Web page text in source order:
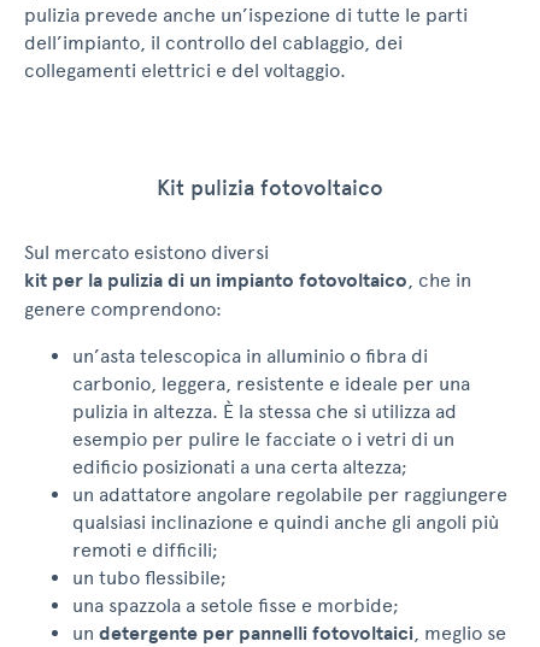
pulizia prevede anche un’ispezione di tutte le parti
dell’impianto, il controllo del cablaggio, dei
collegamenti elettrici e del voltaggio.
Kit pulizia fotovoltaico
Sul mercato esistono diversi
kit per la pulizia di un impianto fotovoltaico, che in
genere comprendono:
un’asta telescopica in alluminio o fibra di
carbonio, leggera, resistente e ideale per una
pulizia in altezza. È la stessa che si utilizza ad
esempio per pulire le facciate o i vetri di un
edificio posizionati a una certa altezza;
un adattatore angolare regolabile per raggiungere
qualsiasi inclinazione e quindi anche gli angoli più
remoti e difficili;
un tubo flessibile;
una spazzola a setole fisse e morbide;
un detergente per pannelli fotovoltaici, meglio se